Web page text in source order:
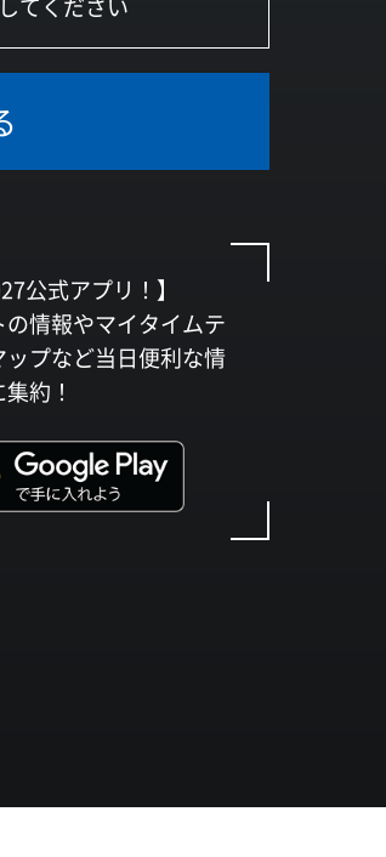
公式アプリ！】
情報やマイタイムテ
プなど当日便利な情
約！